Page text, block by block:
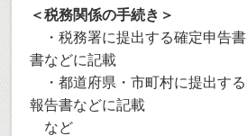
＜税務関係の手続き＞
・税務署に提出する確定申告
書などに記載
・都道府県・市町村に提出す
報告書などに記載
など